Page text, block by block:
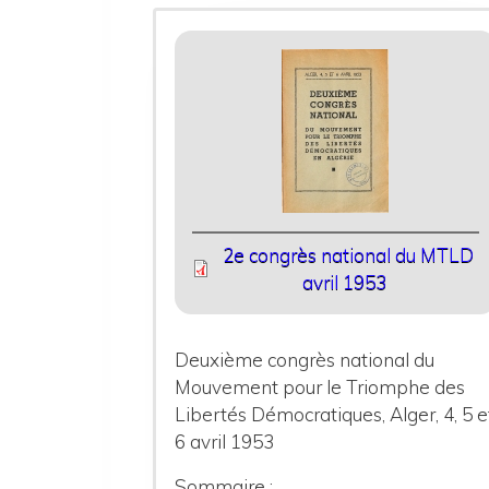
2e congrès national du MTLD
avril 1953
Deuxième congrès national du
Mouvement pour le Triomphe des
Libertés Démocratiques, Alger, 4, 5
6 avril 1953